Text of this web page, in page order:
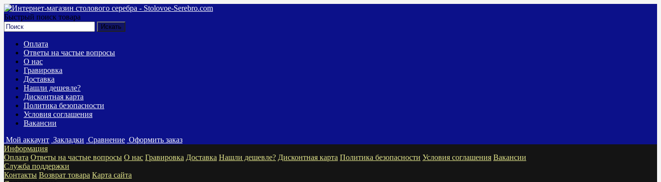
Быстрый поиск товара
Оплата
Ответы на частые вопросы
О нас
Гравировка
Доставка
Нашли дешевле?
Дисконтная карта
Политика безопасности
Условия соглашения
Вакансии
Мой аккаунт Закладки Сравнение Оформить заказ
Информация
Оплата Ответы на частые вопросы О нас Гравировка Доставка Нашли дешевле? Дисконтная карта Политика безопасности Условия соглашения Вакансии
Служба поддержки
Контакты Возврат товара Карта сайта